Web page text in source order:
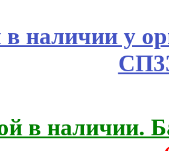
наличии у
в наличии.